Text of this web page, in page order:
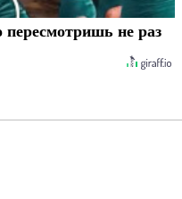
пересмотришь не раз